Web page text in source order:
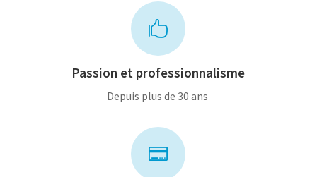

Passion et professionnalisme
Depuis plus de 30 ans
